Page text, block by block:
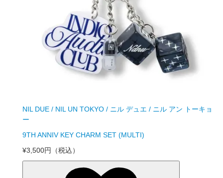
NIL DUE / NIL UN TOKYO / ニル デュエ / ニル アン トーキョ
ー
9TH ANNIV KEY CHARM SET (MULTI)
¥3,500円
（税込）